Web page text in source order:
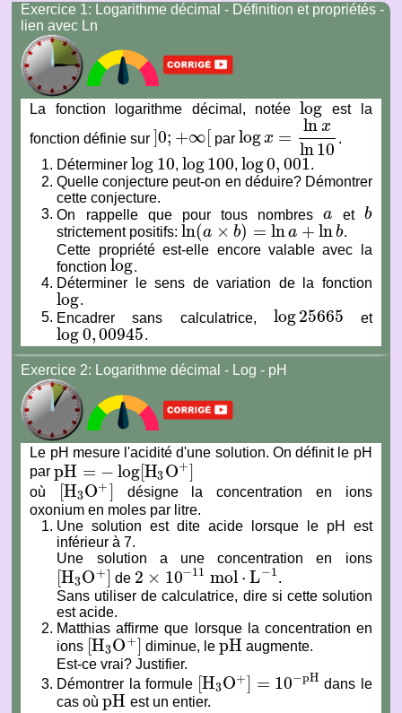
Exercice 1: Logarithme décimal - Définition et propriétés -
lien avec Ln
La fonction logarithme décimal, notée log
log
est la
fonction définie sur ]0; +∞[
0;+∞[ par logx =
ln x
ln10
logx= lnx ln10
Déterminer log 10
log10 , log100
log100 , log0, 001
log0,001
.
Quelle conjecture peut-on en déduire? Démontrer
cette conjecture.
On rappelle que pour tous nombresa
a etb
b
strictement positifs: ln(a × b) = lna + lnb
ln(a× b)=ln a+lnb
.
Cette propriété est-elle encore valable avec la
fonction log
log
Déterminer le sens de variation de la fonction
log
log .
Encadrer sans calculatrice, log25665
log25665 et
log0,00945
log0,00945 .
Exercice 2: Logarithme décimal - Log - pH
Le pH mesure l'acidité d'une solution. On définit le pH
parpH = − log[H3O+]
pH= −log[H3O +]
où
[H3O+]
H3O+]
désigne la concentration en ions
oxonium en moles par litre.
Une solution est dite acide lorsque le pH est
inférieur à 7.
Une solution a une concentration en ions
[H3O+]
H3O+] de 2 × 10−11
2 ×10−11 mol ⋅ L−1
mol⋅L −1
.
Sans utiliser de calculatrice, dire si cette solution
est acide.
Matthias affirme que lorsque la concentration en
ions [H3O+]
H3O+] diminue, lepH
pH augmente.
Est-ce vrai? Justifier.
Démontrer la formule [H3O+] = 10−pH
H3O+]= 10− pH
dans le
cas oùpH
pH est un entier.